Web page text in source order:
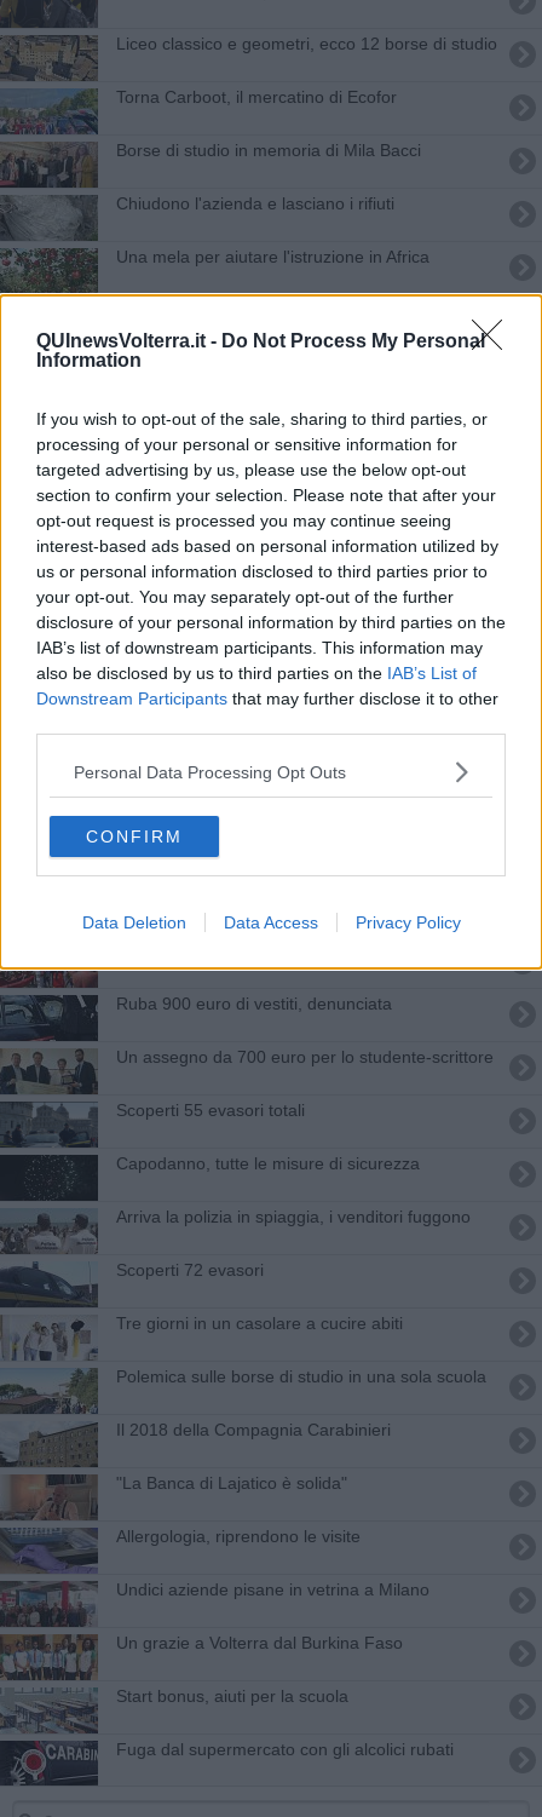
QUInewsVolterra.it - Do Not Process My Personal
Information
If you wish to opt-out of the sale, sharing to third parties, or
processing of your personal or sensitive information for
targeted advertising by us, please use the below opt-out
section to confirm your selection. Please note that after your
opt-out request is processed you may continue seeing
interest-based ads based on personal information utilized by
us or personal information disclosed to third parties prior to
your opt-out. You may separately opt-out of the further
disclosure of your personal information by third parties on the
IAB’s list of downstream participants. This information may
also be disclosed by us to third parties on the IAB’s List of
Downstream Participants that may further disclose it to other
Personal Data Processing Opt Outs
CONFIRM
Data Deletion Data Access Privacy Policy
Liceo classico e geometri, ecco 12 borse di studio
Torna Carboot, il mercatino di Ecofor
Borse di studio in memoria di Mila Bacci
Chiudono l'azienda e lasciano i rifiuti
Una mela per aiutare l'istruzione in Africa
Le misure di sicurezza per Capodanno
A San Valentino l'Elba è l'isola degli innamorati
Sla, alla doccia Rossi preferisce un assegno
Dopo la festa medievale si aspetta l'astiludio
VolaTerra raddoppia fra gusto e cultura del cibo
Il Santucci festeggia gli studenti da 8 e più
Vendeva prodotti vietati e borse senza conformità
12 borse di studio per il classico e il geometri
Borse di studio, bando per gli studenti più bravi
Vannacci chiude la campagna toscana della
Lega, “La sinistra è finita”
​Ruba 900 euro di vestiti, denunciata
Un assegno da 700 euro per lo studente-scrittore
Scoperti 55 evasori totali
Capodanno, tutte le misure di sicurezza
Arriva la polizia in spiaggia, i venditori fuggono
Scoperti 72 evasori
Tre giorni in un casolare a cucire abiti
Polemica sulle borse di studio in una sola scuola
Il 2018 della Compagnia Carabinieri
"La Banca di Lajatico è solida"
Allergologia, riprendono le visite
Undici aziende pisane in vetrina a Milano
Un grazie a Volterra dal Burkina Faso
Start bonus, aiuti per la scuola
Fuga dal supermercato con gli alcolici rubati